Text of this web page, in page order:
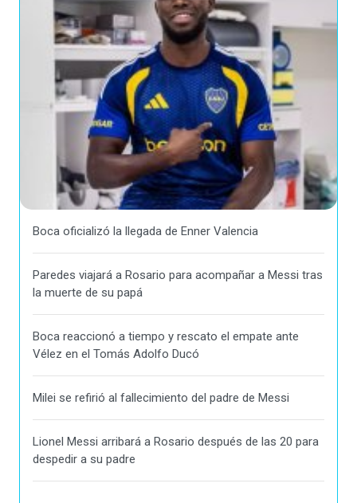
Boca oficializó la llegada de Enner Valencia
Paredes viajará a Rosario para acompañar a Messi tras
la muerte de su papá
Boca reaccionó a tiempo y rescato el empate ante
Vélez en el Tomás Adolfo Ducó
Milei se refirió al fallecimiento del padre de Messi
Lionel Messi arribará a Rosario después de las 20 para
despedir a su padre